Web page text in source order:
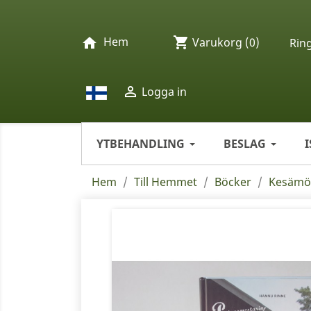
home Hem
 Logga in
shopping_cart Varukorg (0)
YTBEHANDLING BESLAG
Hem Till Hemmet Böcker